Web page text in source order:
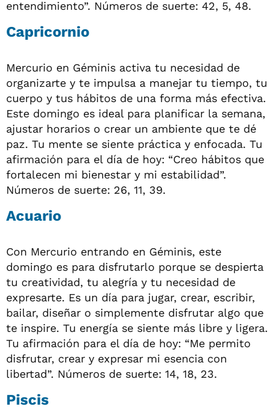
entendimiento”. Números de suerte: 42, 5, 48.
Capricornio
Mercurio en Géminis activa tu necesidad de
organizarte y te impulsa a manejar tu tiempo, tu
cuerpo y tus hábitos de una forma más efectiva.
Este domingo es ideal para planificar la semana,
ajustar horarios o crear un ambiente que te dé
paz. Tu mente se siente práctica y enfocada. Tu
afirmación para el día de hoy: “Creo hábitos que
fortalecen mi bienestar y mi estabilidad”.
Números de suerte: 26, 11, 39.
Acuario
Con Mercurio entrando en Géminis, este
domingo es para disfrutarlo porque se despierta
tu creatividad, tu alegría y tu necesidad de
expresarte. Es un día para jugar, crear, escribir,
bailar, diseñar o simplemente disfrutar algo que
te inspire. Tu energía se siente más libre y ligera.
Tu afirmación para el día de hoy: “Me permito
disfrutar, crear y expresar mi esencia con
libertad”. Números de suerte: 14, 18, 23.
Piscis